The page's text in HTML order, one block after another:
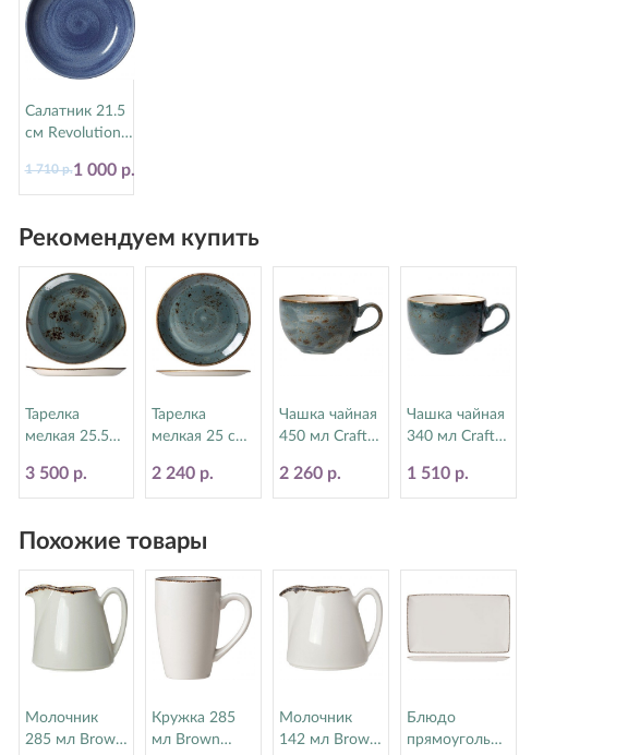
Салатник 21.5
см Revolution
Steelite
(Стилайт)
1 000 р.
1 710 р.
Рекомендуем купить
Тарелка
мелкая 25.5
Steelite
(Стилайт)
3 500 р.
Тарелка
мелкая 25 см
Steelite
(Стилайт)
2 240 р.
Чашка чайная
450 мл Craft
(Стилайт)
11300150
2 260 р.
Чашка чайная
340 мл Craft
(Стилайт)
11300152
1 510 р.
Похожие товары
Молочник
285 мл Brown
Кружка 285
мл Brown
Молочник
142 мл Brown
Блюдо
прямоугольно